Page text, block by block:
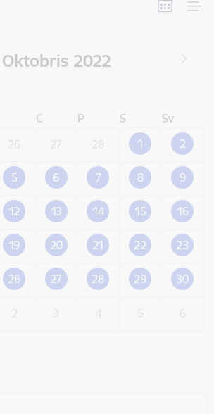
Oktobris 2022
C P S
Sv
1 2
5 6 7 8 9
12 13 14 15 16
19 20 21 22 23
26 27 28 29 30